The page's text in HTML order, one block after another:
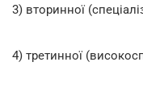
3) вторинної
4) третинної